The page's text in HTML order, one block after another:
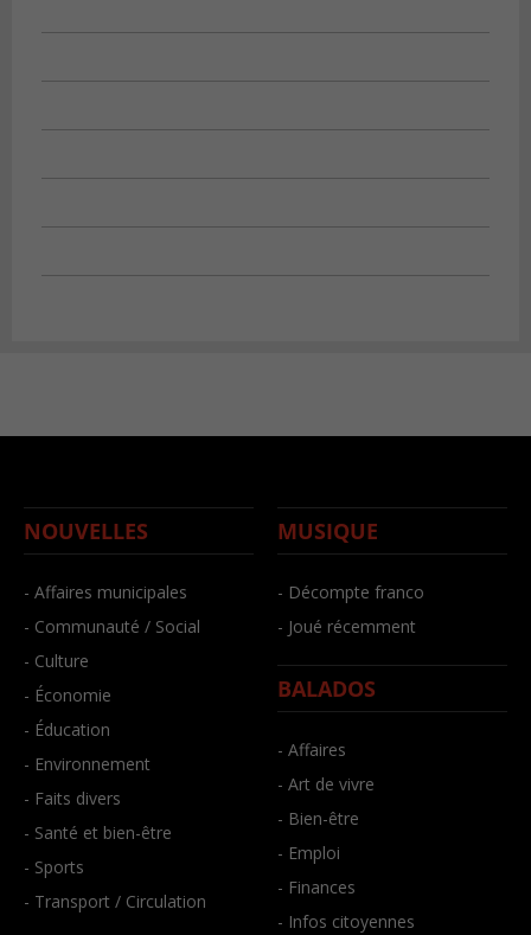
NOUVELLES
- Affaires municipales
- Communauté / Social
- Culture
- Économie
- Éducation
- Environnement
- Faits divers
- Santé et bien-être
- Sports
- Transport / Circulation
MUSIQUE
- Décompte franco
- Joué récemment
BALADOS
- Affaires
- Art de vivre
- Bien-être
- Emploi
- Finances
- Infos citoyennes